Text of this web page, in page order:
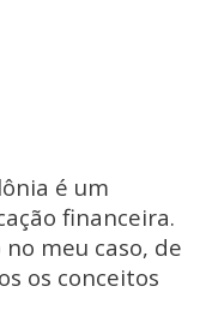
é um
financeira.
meu caso, de
os conceitos